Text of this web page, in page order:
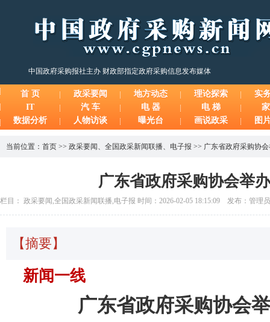
中国政府采购报社主办 财政部指定政府采购信息发布媒体
首 页 政采要闻 地方动态 理论探索
实
IT
汽 车 电 器 电 梯
数据分析
人物访谈 曝光台 画说政采 图
当前位置： 首页 >> 政采要闻 、 全国政采新闻联播、 电子报 >> 广东省政府采购协
广东省政府采购协会举
栏目： 政采要闻,全国政采新闻联播,电子报 时间：2026-02-05 18:15:09 发布：管理
【摘要】
新闻一线
广东省政府采购协会